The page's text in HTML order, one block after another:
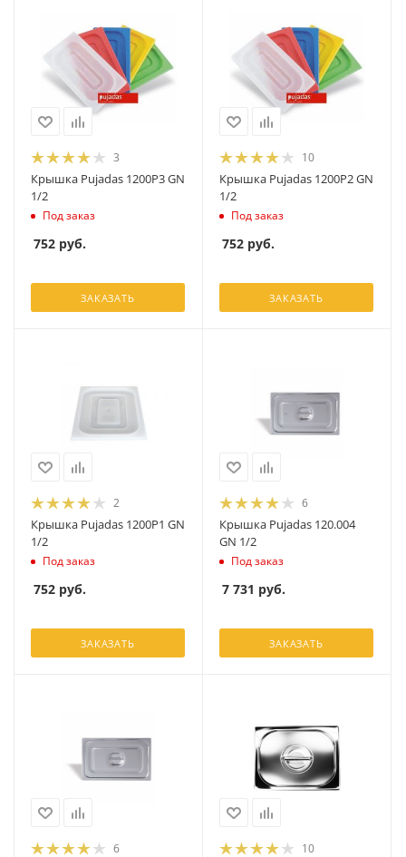
3
Крышка Pujadas 1200P3 GN
1/2
Под заказ
752 руб.
ЗАКАЗАТЬ
10
Крышка Pujadas 1200P2 GN
1/2
Под заказ
752 руб.
ЗАКАЗАТЬ
2
Крышка Pujadas 1200P1 GN
1/2
Под заказ
752 руб.
ЗАКАЗАТЬ
6
Крышка Pujadas 120.004
GN 1/2
Под заказ
7 731 руб.
ЗАКАЗАТЬ
6 10